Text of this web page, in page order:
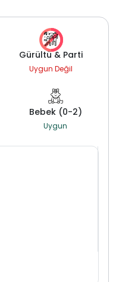
Gürültü & Parti
Uygun Değil
Bebek (0-2)
Uygun